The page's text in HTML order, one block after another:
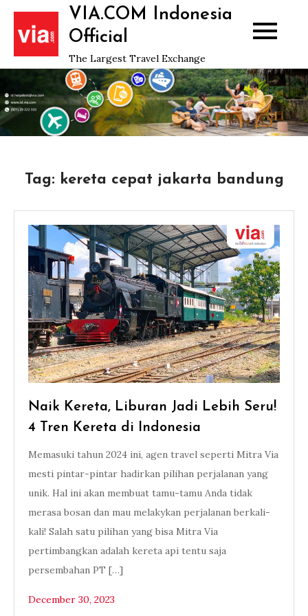
Skip
content
VIA.COM Indonesia
Official
The Largest Travel Exchange
Tag: kereta cepat jakarta bandung
Naik Kereta, Liburan Jadi Lebih Seru!
4 Tren Kereta di Indonesia
Memasuki tahun 2024 ini, agen travel seperti Mitra Via
mesti pintar-pintar hadirkan pilihan perjalanan yang
unik. Hal ini akan membuat tamu-tamu Anda tidak
merasa bosan dan mau melakykan perjalanan berkali-
kali! Salah satu pilihan yang bisa Mitra Via
pertimbangkan adalah kereta api tentu saja
persembahan PT […]
December 30, 2023